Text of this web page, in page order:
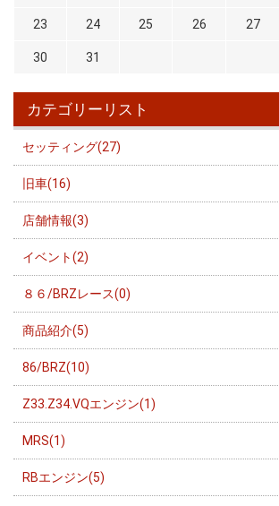
23 24 25 26 27
30 31
カテゴリーリスト
セッティング(27)
旧車(16)
店舗情報(3)
イベント(2)
８６/BRZレース(0)
商品紹介(5)
86/BRZ(10)
Z33.Z34.VQエンジン(1)
MRS(1)
RBエンジン(5)